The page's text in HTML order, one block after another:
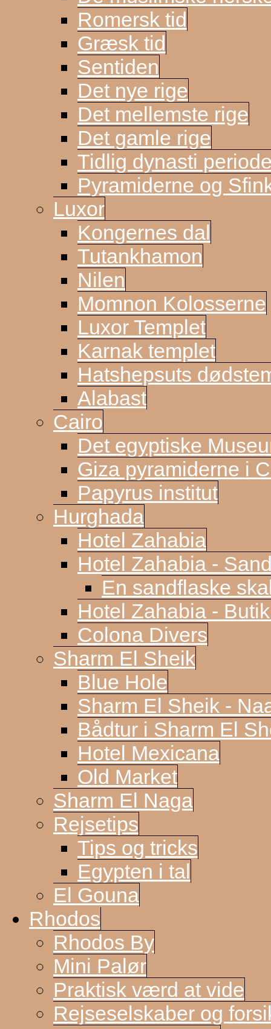
Romersk tid
Græsk tid
Sentiden
Det nye rige
Det mellemste rige
Det gamle rige
Tidlig dynasti
Pyramiderne og
Luxor
Kongernes dal
Tutankhamon
Nilen
Momnon Kolosserne
Luxor Templet
Karnak templet
Hatshepsuts
Alabast
Cairo
Det egyptiske
Giza pyramiderne i
Papyrus institut
Hurghada
Hotel Zahabia
Hotel Zahabia -
En sandflaske
Hotel Zahabia -
Colona Divers
Sharm El Sheik
Blue Hole
Sharm El Sheik -
Bådtur i Sharm El
Hotel Mexicana
Old Market
Sharm El Naga
Rejsetips
Tips og tricks
Egypten i tal
El Gouna
Rhodos
Rhodos By
Mini Palør
Praktisk værd at vide
Rejseselskaber og